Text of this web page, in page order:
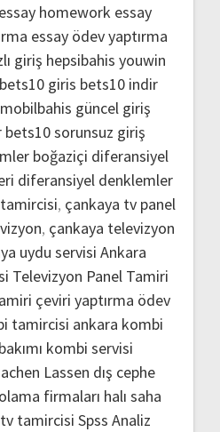
homework essay
essay ödev yaptırma
giriş hepsibahis youwin
bets10 giris bets10 indir
mobilbahis güncel giriş
bets10 sorunsuz giriş
boğaziçi diferansiyel
diferansiyel denklemler
, çankaya tv panel
, çankaya televizyon
uydu servisi Ankara
Televizyon Panel Tamiri
çeviri yaptırma ödev
tamircisi ankara kombi
kombi servisi
Lassen dış cephe
firmaları halı saha
tamircisi Spss Analiz